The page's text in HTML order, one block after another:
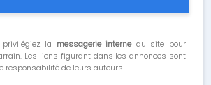
la messagerie internedu site pour
Les liens figurant dans les annonces sont
responsabilité de leurs auteurs.